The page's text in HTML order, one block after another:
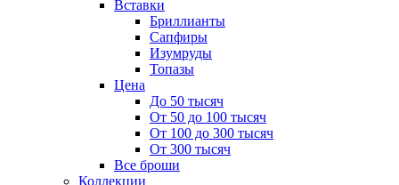
Вставки
Бриллианты
Сапфиры
Изумруды
Топазы
Цена
До 50 тысяч
От 50 до 100 тысяч
От 100 до 300 тысяч
От 300 тысяч
Все броши
Коллекции